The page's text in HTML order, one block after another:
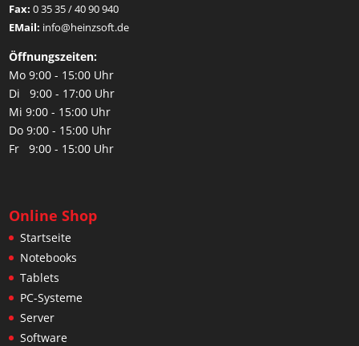
Fax: 0 35 35 / 40 90 940
EMail: info@heinzsoft.de
Öffnungszeiten:
Mo 9:00 - 15:00 Uhr
Di 9:00 - 17:00 Uhr
Mi 9:00 - 15:00 Uhr
Do 9:00 - 15:00 Uhr
Fr 9:00 - 15:00 Uhr
Online Shop
Startseite
Notebooks
Tablets
PC-Systeme
Server
Software